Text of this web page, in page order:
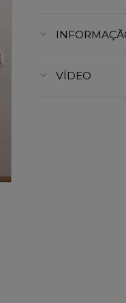
VÍDEO